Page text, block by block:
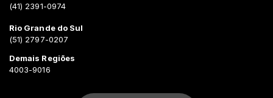
(41) 2391-0974
Rio Grande do Sul
(51) 2797-0207
Demais Regiões
4003-9016